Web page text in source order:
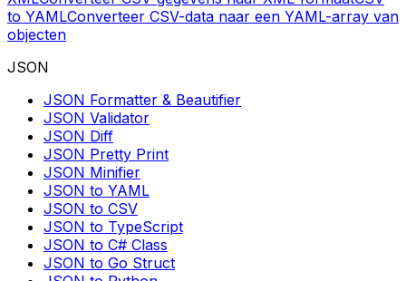
to YAMLConverteer CSV-data naar een YAML-array van
objecten
JSON
JSON Formatter & Beautifier
JSON Validator
JSON Diff
JSON Pretty Print
JSON Minifier
JSON to YAML
JSON to CSV
JSON to TypeScript
JSON to C# Class
JSON to Go Struct